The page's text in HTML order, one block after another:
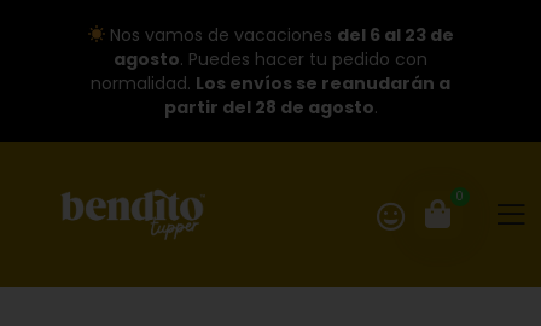
Nos vamos de vacaciones del 6 al 23 de
agosto. Puedes hacer tu pedido con
normalidad. Los envíos se reanudarán a
partir del 28 de agosto.
0